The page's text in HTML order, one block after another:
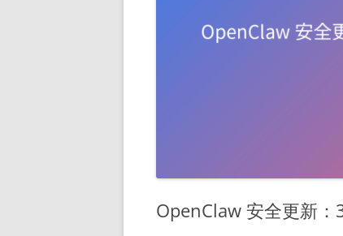
OpenClaw 安全更新